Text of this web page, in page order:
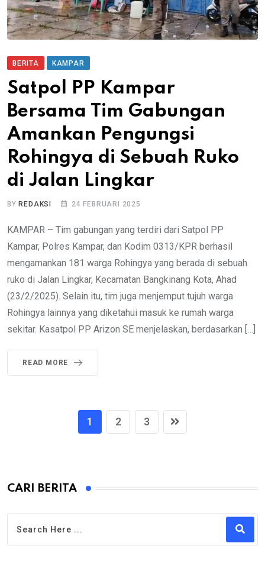
BERITA KAMPAR
Satpol PP Kampar
Bersama Tim Gabungan
Amankan Pengungsi
Rohingya di Sebuah Ruko
di Jalan Lingkar
BY REDAKSI 24 FEBRUARI 2025
KAMPAR – Tim gabungan yang terdiri dari Satpol PP
Kampar, Polres Kampar, dan Kodim 0313/KPR berhasil
mengamankan 181 warga Rohingya yang berada di sebuah
ruko di Jalan Lingkar, Kecamatan Bangkinang Kota, Ahad
(23/2/2025). Selain itu, tim juga menjemput tujuh warga
Rohingya lainnya yang diketahui masuk ke rumah warga
sekitar. Kasatpol PP Arizon SE menjelaskan, berdasarkan […]
READ MORE
1 2 3
CARI BERITA